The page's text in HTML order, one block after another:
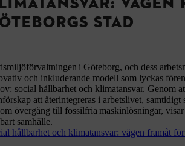
STAD
i Göteborg, och dess
och inkluderande modell som lyckas
social hållbarhet och klimatansvar. Genom
att återintegreras i arbetslivet,
övergång till fossilfria maskinlösningar,
samhälle.
hållbarhet och klimatansvar: vägen framåt